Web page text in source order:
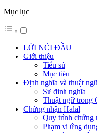
Mục lục
LỜI NÓI ĐẦU
Giới thiệu
Tiểu sử
Mục tiêu
Định nghĩa và thuật
Sự định nghĩa
Thuật ngữ trong
Chứng nhận Halal
Quy trình chứng
Phạm vi ứng